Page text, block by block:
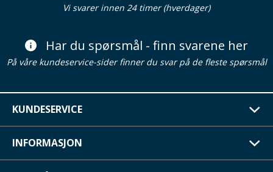
Vi svarer innen 24 timer (hverdager)
Har du spørsmål - finn svarene her
På våre kundeservice-sider finner du svar på de fleste spørsmål
KUNDESERVICE
INFORMASJON